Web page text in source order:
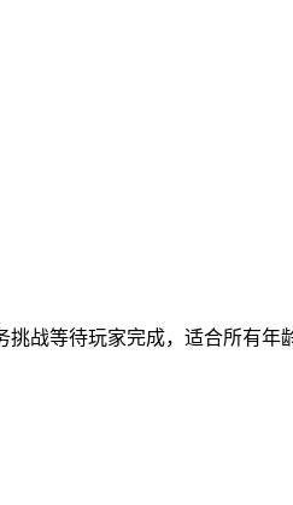
战等待玩家完成，适合所有年